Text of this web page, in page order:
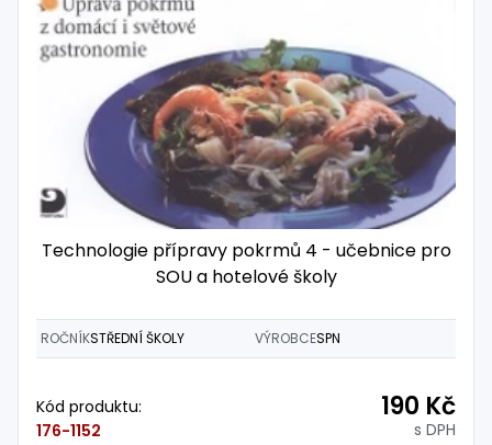
Technologie přípravy pokrmů 4 - učebnice pro
SOU a hotelové školy
ROČNÍKSTŘEDNÍ ŠKOLY VÝROBCESPN
Kód produktu:
176-1152
190 Kč
s DPH